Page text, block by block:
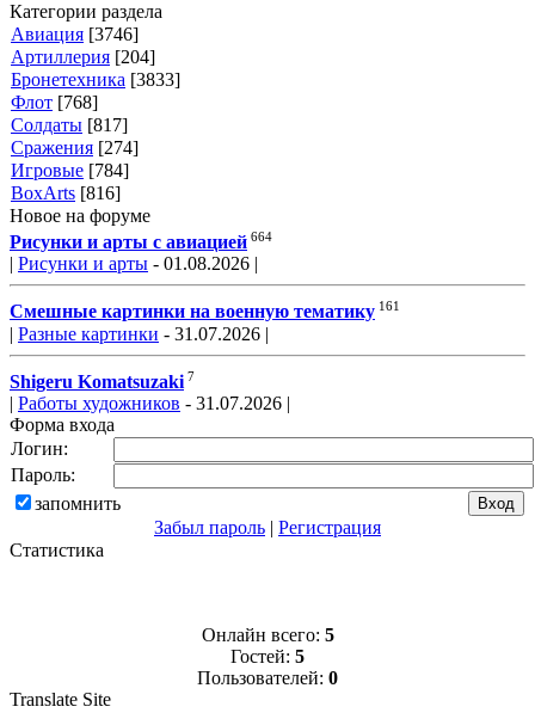
Категории раздела
Авиация [3746]
Артиллерия [204]
Бронетехника [3833]
Флот [768]
Солдаты [817]
Сражения [274]
Игровые [784]
BoxArts [816]
Новое на форуме
Рисунки и арты с авиацией 664
| Рисунки и арты - 01.08.2026 |
Смешные картинки на военную тематику 161
| Разные картинки - 31.07.2026 |
Shigeru Komatsuzaki 7
| Работы художников - 31.07.2026 |
Форма входа
Логин:
Пароль:
запомнить
Забыл пароль | Регистрация
Статистика
Онлайн всего: 5
Гостей: 5
Пользователей: 0
Translate Site